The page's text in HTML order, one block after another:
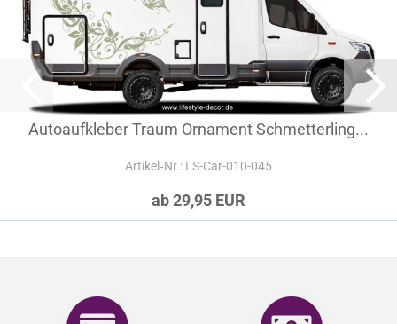
Autoaufkleber Traum Ornament Schmetterling...
Artikel‑Nr.: LS-Car-010-045
ab 29,95 EUR